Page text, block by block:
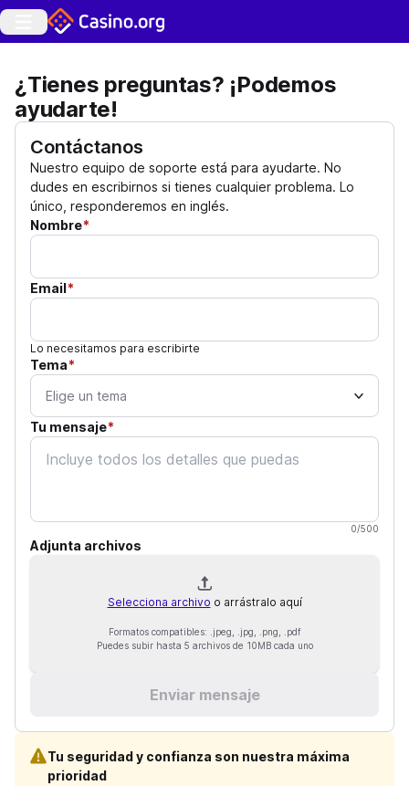
¿Tienes preguntas? ¡Podemos
ayudarte!
Contáctanos
Nuestro equipo de soporte está para ayudarte. No
dudes en escribirnos si tienes cualquier problema. Lo
único, responderemos en inglés.
Nombre*
Email*
Lo necesitamos para escribirte
Tema*
Elige un tema
Tu mensaje*
0/500
Adjunta archivos
Selecciona archivo o arrástralo aquí
Formatos compatibles: .jpeg, .jpg, .png, .pdf
Puedes subir hasta 5 archivos de 10MB cada uno
Enviar mensaje
Tu seguridad y confianza son nuestra máxima
prioridad